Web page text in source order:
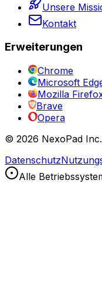
Unsere
Kontakt
Erweiterungen
Chrome
Microsoft
Mozilla
Brave
Opera
© 2026 NexoPad
Datenschutz
Alle